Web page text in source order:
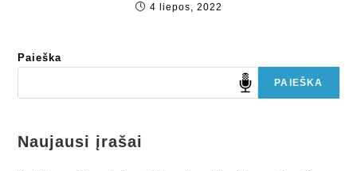
4 liepos, 2022
Paieška
PAIEŠKA
Naujausi įrašai